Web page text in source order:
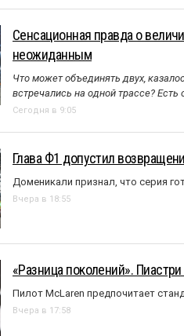
Сенсационная правда о
неожиданным
Что может объединять двух,
встречались на одной трассе?
Сегодня в 9:05
Глава Ф1 допустил
Доменикали признал, что серия
Вчера в 18:55
«Разница поколений».
Пилот McLaren предпочитает
Вчера в 17:58